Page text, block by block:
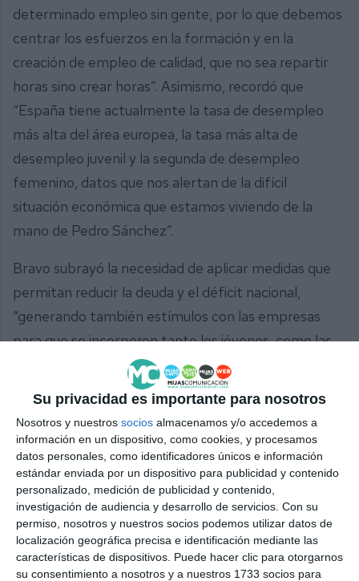
Su privacidad es importante para nosotros
Nosotros y nuestros socios almacenamos y/o accedemos a
información en un dispositivo, como cookies, y procesamos
datos personales, como identificadores únicos e información
estándar enviada por un dispositivo para publicidad y contenido
personalizado, medición de publicidad y contenido,
investigación de audiencia y desarrollo de servicios. Con su
permiso, nosotros y nuestros socios podemos utilizar datos de
localización geográfica precisa e identificación mediante las
características de dispositivos. Puede hacer clic para otorgarnos
su consentimiento a nosotros y a nuestros 1733 socios para
determinado empleo sin gente, por lo que debemos
centrar los esfuerzos en la formación y en la
creación de empleo de calidad, que no sea repartir
horas sino crear horas”. Asimismo, recordó que
“España tiene actualmente la tasa de desempleo
más alta del área europea, la tasa más alta de
desempleo juvenil y la segunda de desempleo
femenino, datos que nos alertan de la difícil
situación económica que estamos viviendo de la
mano de Pedro Sánchez”.
Bravo subrayó la necesidad de aplicar medidas que
permitan reducir la deuda y el déficit nacional,
“generando también estímulos con las empresas
para que se incorporen tanto los jóvenes, como las
mujeres y los mayores de 50 años”.
Por su parte, el parlamentario popular malagueño
Mario Cortés afirmó que estar alineados entre el
Gobierno municipal, la Diputación de Málaga y la
Junta de Andalucía “es fundamental, porque si
vamos todos en la misma línea, todo son
facilidades”.
Comparte esta noticia desde el siguiente enlace: